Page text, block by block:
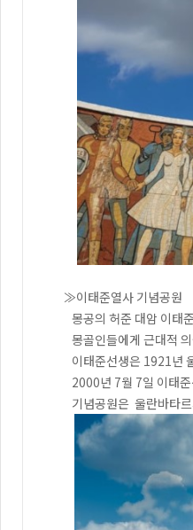
≫이태준열사 기념공원
몽공의 허준 대암 이태준
몽골인들에게 근대적 의술
이태준선생은 1921년 울란
2000년 7월 7일 이태준선생
기념공원은 울란바타르시